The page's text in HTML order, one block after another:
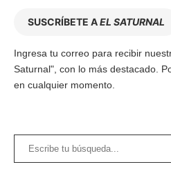
SUSCRÍBETE AEL SATURNAL
Ingresa tu correo para recibir
Saturnal", con lo más destacado.
en cualquier momento.